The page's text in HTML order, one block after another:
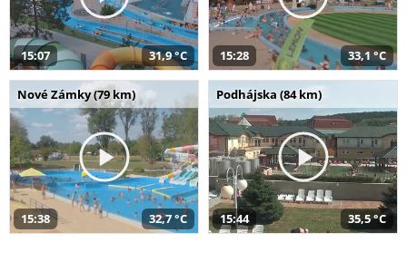
15:07 31,9 °C 15:28 33,1 °C
Nové Zámky (79 km)
15:38 32,7 °C
Podhájska (84 km)
15:44 35,5 °C